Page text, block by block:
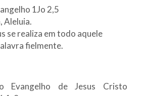
1Jo 2,5
Aleluia.
se realiza em todo aquele
fielmente.
Evangelho de Jesus Cristo